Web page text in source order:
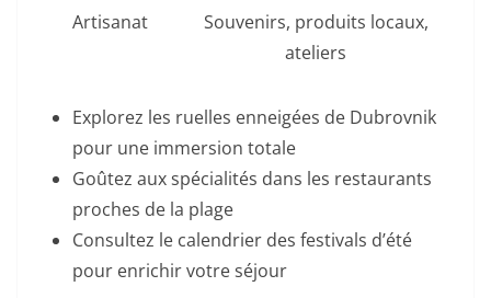
Artisanat
Souvenirs, produits locaux,
ateliers
Explorez les ruelles enneigées de Dubrovnik
pour une immersion totale
Goûtez aux spécialités dans les restaurants
proches de la plage
Consultez le calendrier des festivals d’été
pour enrichir votre séjour